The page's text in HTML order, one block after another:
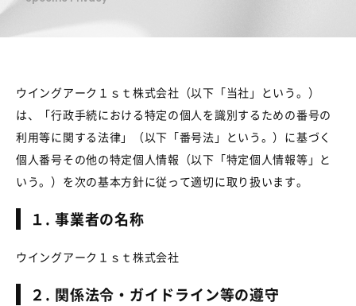
ウイングアーク１ｓｔ株式会社（以下「当社」という。）
は、「行政手続における特定の個人を識別するための番号の
利用等に関する法律」（以下「番号法」という。）に基づく
個人番号その他の特定個人情報（以下「特定個人情報等」と
いう。）を次の基本方針に従って適切に取り扱います。
１. 事業者の名称
ウイングアーク１ｓｔ株式会社
２. 関係法令・ガイドライン等の遵守